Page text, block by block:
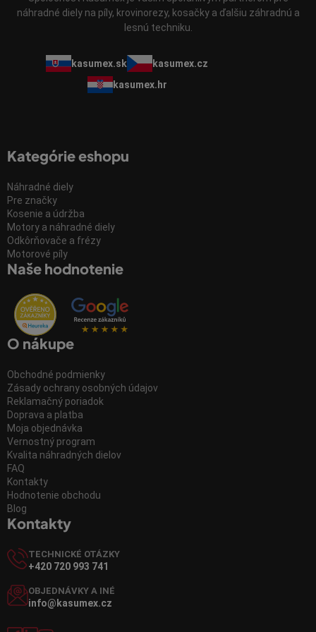
náhradné diely na píly, krovinorezy, kosačky a ďalšiu záhradnú a
lesnú techniku.
kasumex.sk
kasumex.cz
kasumex.hr
Kategórie eshopu
Náhradné diely
Pre značky
Kosenie a údržba
Motory a náhradné diely
Odkôrňovače a frézy
Motorové píly
Naše hodnotenie
O nákupe
Obchodné podmienky
Zásady ochrany osobných údajov
Reklamačný poriadok
Doprava a platba
Moja objednávka
Vernostný program
Kvalita náhradných dielov
FAQ
Kontakty
Hodnotenie obchodu
Blog
Kontakty
TECHNICKÉ OTÁZKY
+420 720 993 741
OBJEDNÁVKY A INÉ
info@kasumex.cz